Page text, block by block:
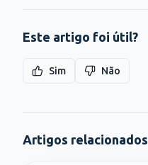
Este artigo foi útil?
Sim Não
Artigos relacionados